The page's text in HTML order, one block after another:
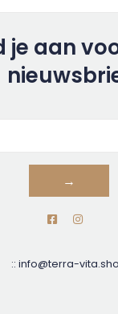
je aan
→
:: info@terra-